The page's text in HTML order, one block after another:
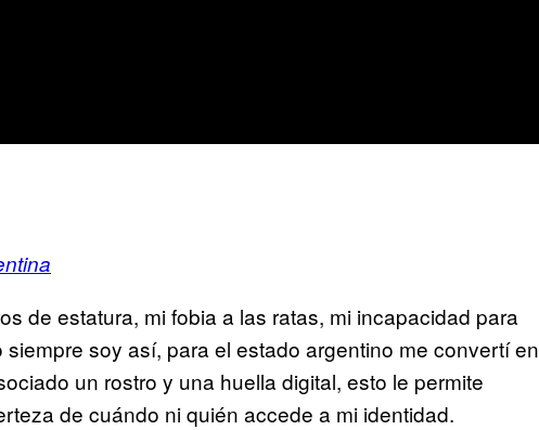
de estatura, mi fobia a las ratas, mi incapacidad para
soy así, para el estado argentino me convertí en
un rostro y una huella digital, esto le permite
de cuándo ni quién accede a mi identidad.